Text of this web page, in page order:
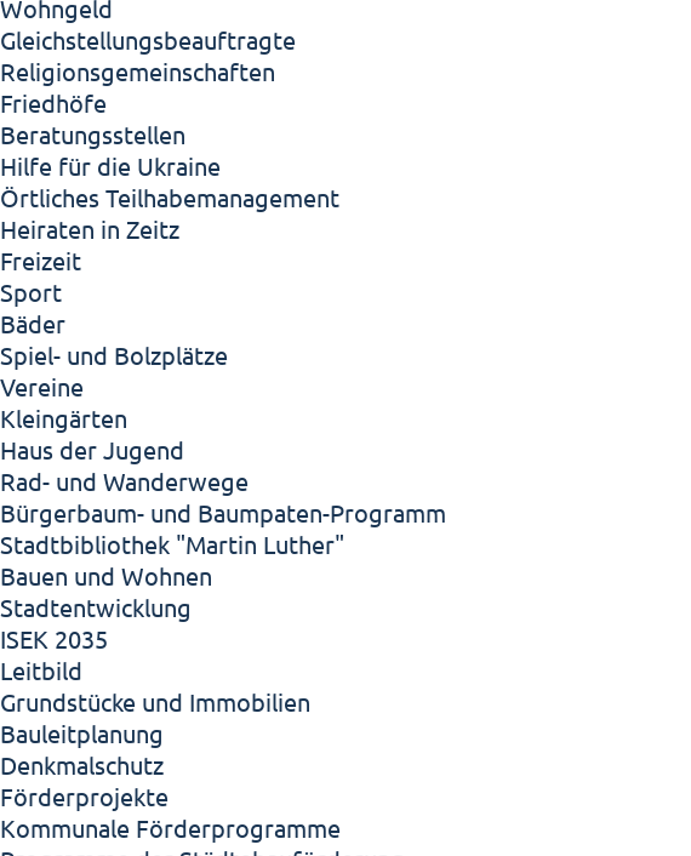
Wohngeld
Gleichstellungsbeauftragte
Religionsgemeinschaften
Friedhöfe
Beratungsstellen
Hilfe für die Ukraine
Örtliches Teilhabemanagement
Heiraten in Zeitz
Freizeit
Sport
Bäder
Spiel- und Bolzplätze
Vereine
Kleingärten
Haus der Jugend
Rad- und Wanderwege
Bürgerbaum- und Baumpaten-Programm
Stadtbibliothek "Martin Luther"
Bauen und Wohnen
Stadtentwicklung
ISEK 2035
Leitbild
Grundstücke und Immobilien
Bauleitplanung
Denkmalschutz
Förderprojekte
Kommunale Förderprogramme